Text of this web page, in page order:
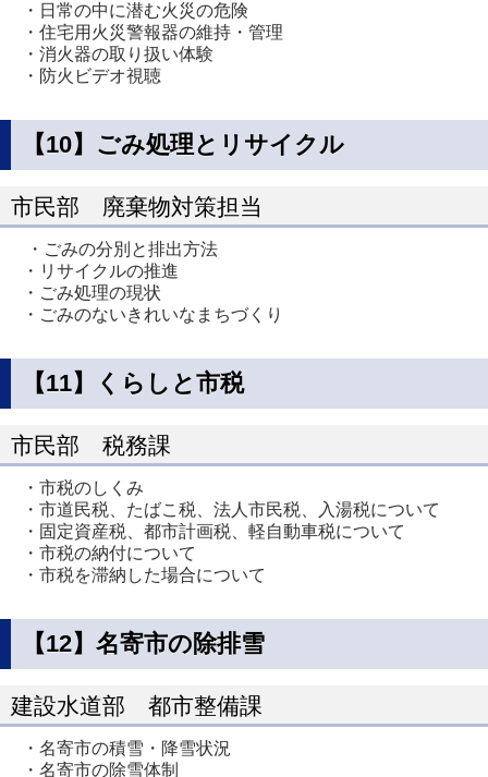
・日常の中に潜む火災の危険
・住宅用火災警報器の維持・管理
・消火器の取り扱い体験
・防火ビデオ視聴
【10】ごみ処理とリサイクル
市民部 廃棄物対策担当
・ごみの分別と排出方法
・リサイクルの推進
・ごみ処理の現状
・ごみのないきれいなまちづくり
【11】くらしと市税
市民部 税務課
・市税のしくみ
・市道民税、たばこ税、法人市民税、入湯税について
・固定資産税、都市計画税、軽自動車税について
・市税の納付について
・市税を滞納した場合について
【12】名寄市の除排雪
建設水道部 都市整備課
・名寄市の積雪・降雪状況
・名寄市の除雪体制